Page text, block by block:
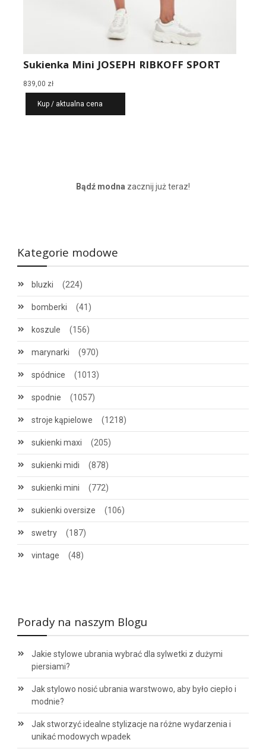
Sukienka Mini JOSEPH RIBKOFF SPORT
839,00 zł
Kup / aktualna cena
Bądź modna zacznij już teraz!
Kategorie modowe
bluzki (224)
bomberki (41)
koszule (156)
marynarki (970)
spódnice (1013)
spodnie (1057)
stroje kąpielowe (1218)
sukienki maxi (205)
sukienki midi (878)
sukienki mini (772)
sukienki oversize (106)
swetry (187)
vintage (48)
Porady na naszym Blogu
Jakie stylowe ubrania wybrać dla sylwetki z dużymi
piersiami?
Jak stylowo nosić ubrania warstwowo, aby było ciepło i
modnie?
Jak stworzyć idealne stylizacje na różne wydarzenia i
unikać modowych wpadek